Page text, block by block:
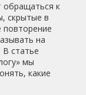
обращаться к
скрытые в
повторение
на
статье
мы
какие